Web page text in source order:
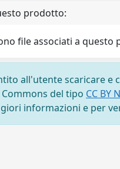
prodotto:
file associati a questo
all'utente scaricare e
Commons del tipo CC BY
informazioni e per